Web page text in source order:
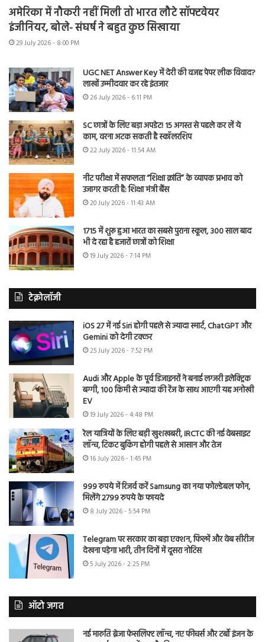
अमेरिका में नौकरी नहीं मिली तो भारत लौटे सॉफ्टवेयर
इंजीनियर, बोले- संघर्ष ने बहुत कुछ सिखाया
29 July 2026 - 8:00 PM
UGC NET Answer Key में देरी की वजह पेपर लीक विवाद?
लाखों उम्मीदवार कर रहे इंतजार
26 July 2026 - 6:11 PM
SC छात्रों के लिए बड़ा अपडेट! 15 अगस्त से पहले कर लें ये
काम, वरना अटक सकती है स्कॉलरशिप
22 July 2026 - 11:54 AM
नीट परीक्षा में सफलता “शिक्षा क्रांति” के व्यापक प्रभाव को
उजागर करती है: शिक्षा मंत्री बैंस
20 July 2026 - 11:43 AM
1715 में शुरू हुआ भारत का सबसे पुराना स्कूल, 300 साल बाद
भी दे रहा है हजारों छात्रों को शिक्षा
19 July 2026 - 7:14 PM
टेक्नोलॉजी
iOS 27 में नई Siri होगी पहले से ज्यादा स्मार्ट, ChatGPT और
Gemini को देगी टक्कर
25 July 2026 - 7:52 PM
Audi और Apple के पूर्व डिजाइनरों ने बनाई लग्जरी इलेक्ट्रिक
बग्गी, 100 किमी से ज्यादा की रेंज के साथ आएगी यह अनोखी
EV
19 July 2026 - 4:48 PM
रेल यात्रियों के लिए बड़ी खुशखबरी, IRCTC की नई वेबसाइट
लॉन्च, टिकट बुकिंग होगी पहले से आसान और तेज
16 July 2026 - 1:45 PM
999 रुपये में रिजर्व करें Samsung का नया फोल्डेबल फोन,
मिलेंगे 2799 रुपये के फायदे
8 July 2026 - 5:54 PM
Telegram पर सरकार का बड़ा एक्शन, फिल्में और वेब सीरीज
देखना पड़ेगा भारी, तीन दिनों में दूसरा नोटिस
5 July 2026 - 2:25 PM
ऑटो जगत
नई मारुति ब्रेजा फेसलिफ्ट लॉन्च, नए फीचर्स और टर्बो इंजन के